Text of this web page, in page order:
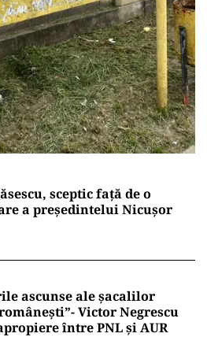
sceptic față de o
a președintelui Nicușor
ascunse ale șacalilor
Victor Negrescu
între PNL și AUR